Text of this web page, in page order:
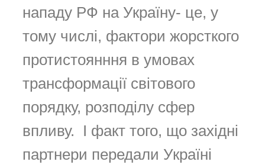
нападу РФ на Україну- це, у
тому числі, фактори жорсткого
протистоянння в умовах
трансформації світового
порядку, розподілу сфер
впливу. І факт того, що західні
партнери передали Україні